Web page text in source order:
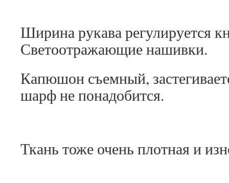
Ширина рукава регулируется
Светоотражающие нашивки.
Капюшон съемный,
шарф не понадобится.
Ткань тоже очень плотная и